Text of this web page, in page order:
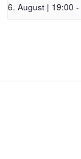
6. August | 19:00 -